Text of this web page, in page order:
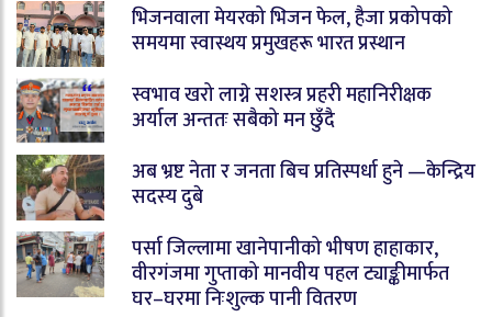
भिजनवाला मेयरको भिजन फेल, हैजा प्रकोपको
समयमा स्वास्थय प्रमुखहरू भारत प्रस्थान
स्वभाव खरो लाग्ने सशस्त्र प्रहरी महानिरीक्षक
अर्याल अन्ततः सबैको मन छुँदै
अब भ्रष्ट नेता र जनता बिच प्रतिस्पर्धा हुने —केन्द्रिय
सदस्य दुबे
पर्सा जिल्लामा खानेपानीको भीषण हाहाकार,
वीरगंजमा गुप्ताको मानवीय पहल ट्याङ्कीमार्फत
घर–घरमा निःशुल्क पानी वितरण